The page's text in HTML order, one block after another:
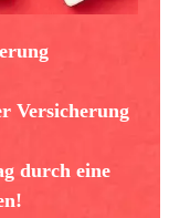
Versicherung
durch eine